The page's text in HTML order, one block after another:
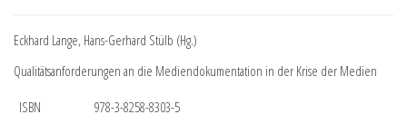
Eckhard Lange, Hans-Gerhard Stülb (Hg.)
Qualitätsanforderungen an die Mediendokumentation in der Krise der Medien
ISBN
978-3-8258-8303-5